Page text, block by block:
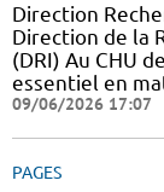
Direction
Direction de la
(DRI) Au CHU
essentiel en
09/06/2026 17:07
PAGES